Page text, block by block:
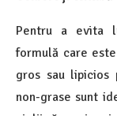
Pentru a evita
formulă care
gros sau lipicios
non-grase sunt